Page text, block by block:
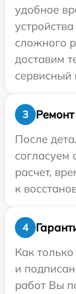
удобное
сложного
доставим
сервисный
3
После
согласуем
расчет,
к
4
Как только
и
работ Вы